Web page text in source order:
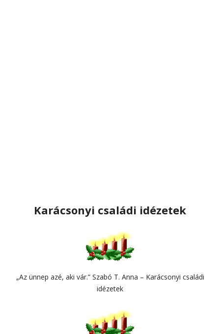
Karácsonyi családi idézetek
„Az ünnep azé, aki vár.” Szabó T. Anna – Karácsonyi családi
idézetek